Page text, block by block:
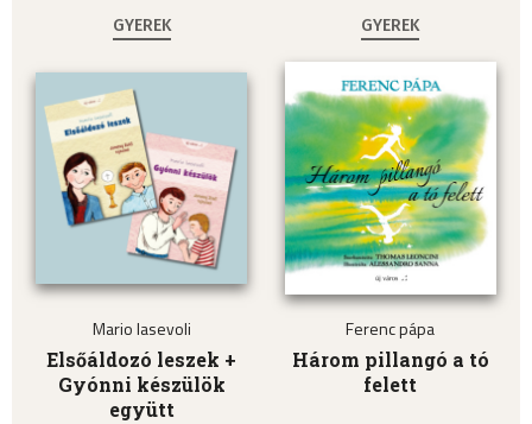
GYEREK
Mario Iasevoli
Elsőáldozó leszek +
Gyónni készülök
együtt
GYEREK
Ferenc pápa
Három pillangó a tó
felett